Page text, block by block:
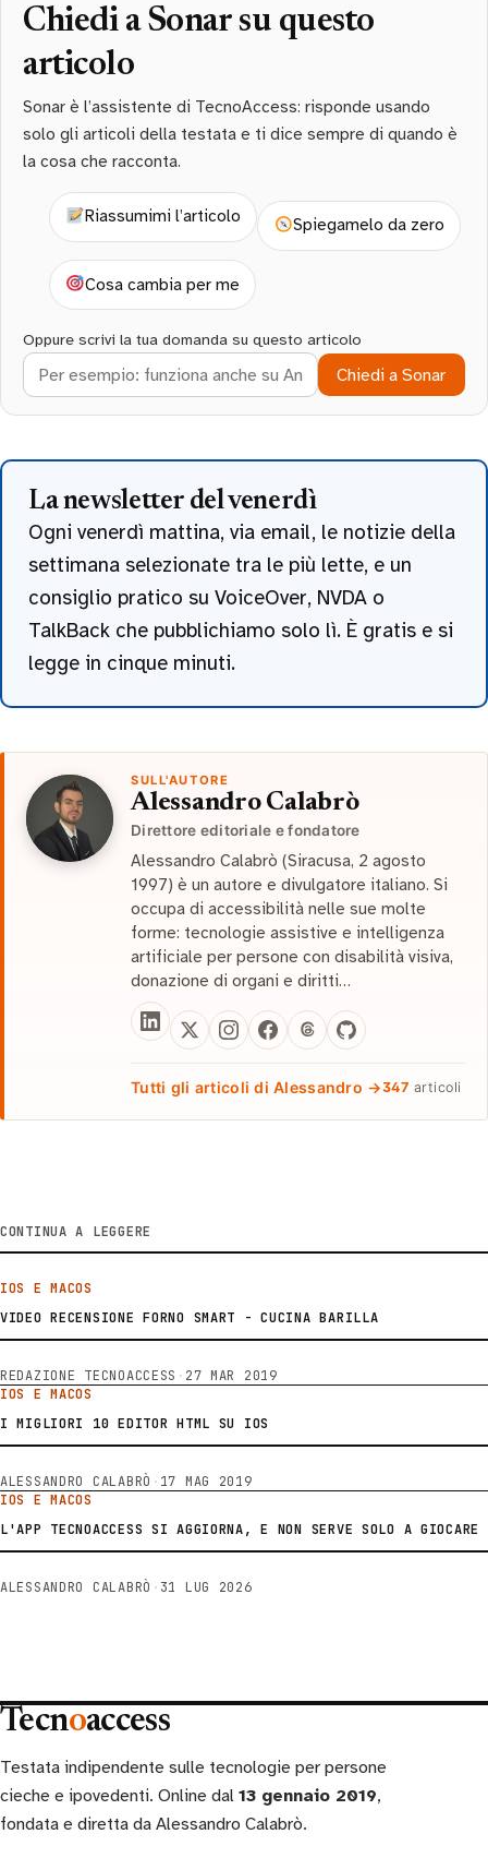
Chiedi a Sonar su questo
articolo
Sonar è l’assistente di TecnoAccess: risponde usando
solo gli articoli della testata e ti dice sempre di quando è
la cosa che racconta.
Riassumimi l’articolo Spiegamelo da zero
Cosa cambia per me
Oppure scrivi la tua domanda su questo articolo
Chiedi a Sonar
La newsletter del venerdì
Ogni venerdì mattina, via email, le notizie della
settimana selezionate tra le più lette, e un
consiglio pratico su VoiceOver, NVDA o
TalkBack che pubblichiamo solo lì. È gratis e si
legge in cinque minuti.
SULL'AUTORE
Alessandro Calabrò
Direttore editoriale e fondatore
Alessandro Calabrò (Siracusa, 2 agosto
1997) è un autore e divulgatore italiano. Si
occupa di accessibilità nelle sue molte
forme: tecnologie assistive e intelligenza
artificiale per persone con disabilità visiva,
donazione di organi e diritti…
Tutti gli articoli di Alessandro →347 articoli
CONTINUA A LEGGERE
IOS E MACOS
VIDEO RECENSIONE FORNO SMART - CUCINA BARILLA
REDAZIONE TECNOACCESS · 27 MAR 2019
IOS E MACOS
I MIGLIORI 10 EDITOR HTML SU IOS
ALESSANDRO CALABRÒ · 17 MAG 2019
IOS E MACOS
L'APP TECNOACCESS SI AGGIORNA, E NON SERVE SOLO A GIOCARE
ALESSANDRO CALABRÒ · 31 LUG 2026
Tecnoaccess
Testata indipendente sulle tecnologie per persone
cieche e ipovedenti. Online dal 13 gennaio 2019,
fondata e diretta da Alessandro Calabrò.